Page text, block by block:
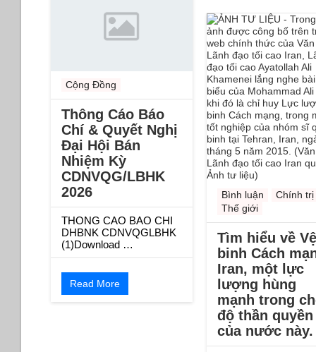
Cộng Đồng
Thông Cáo Báo
Chí & Quyết Nghị
Đại Hội Bán
Nhiệm Kỳ
CDNVQG/LBHK
2026
THONG CAO BAO CHI
DHBNK CDNVQGLBHK
(1)Download …
Read More
Bình luận
Chính trị
Thế giới
Tìm hiểu về Vệ
binh Cách
Iran, một lực
lượng hùng
mạnh trong
độ thần quyền
của nước này.